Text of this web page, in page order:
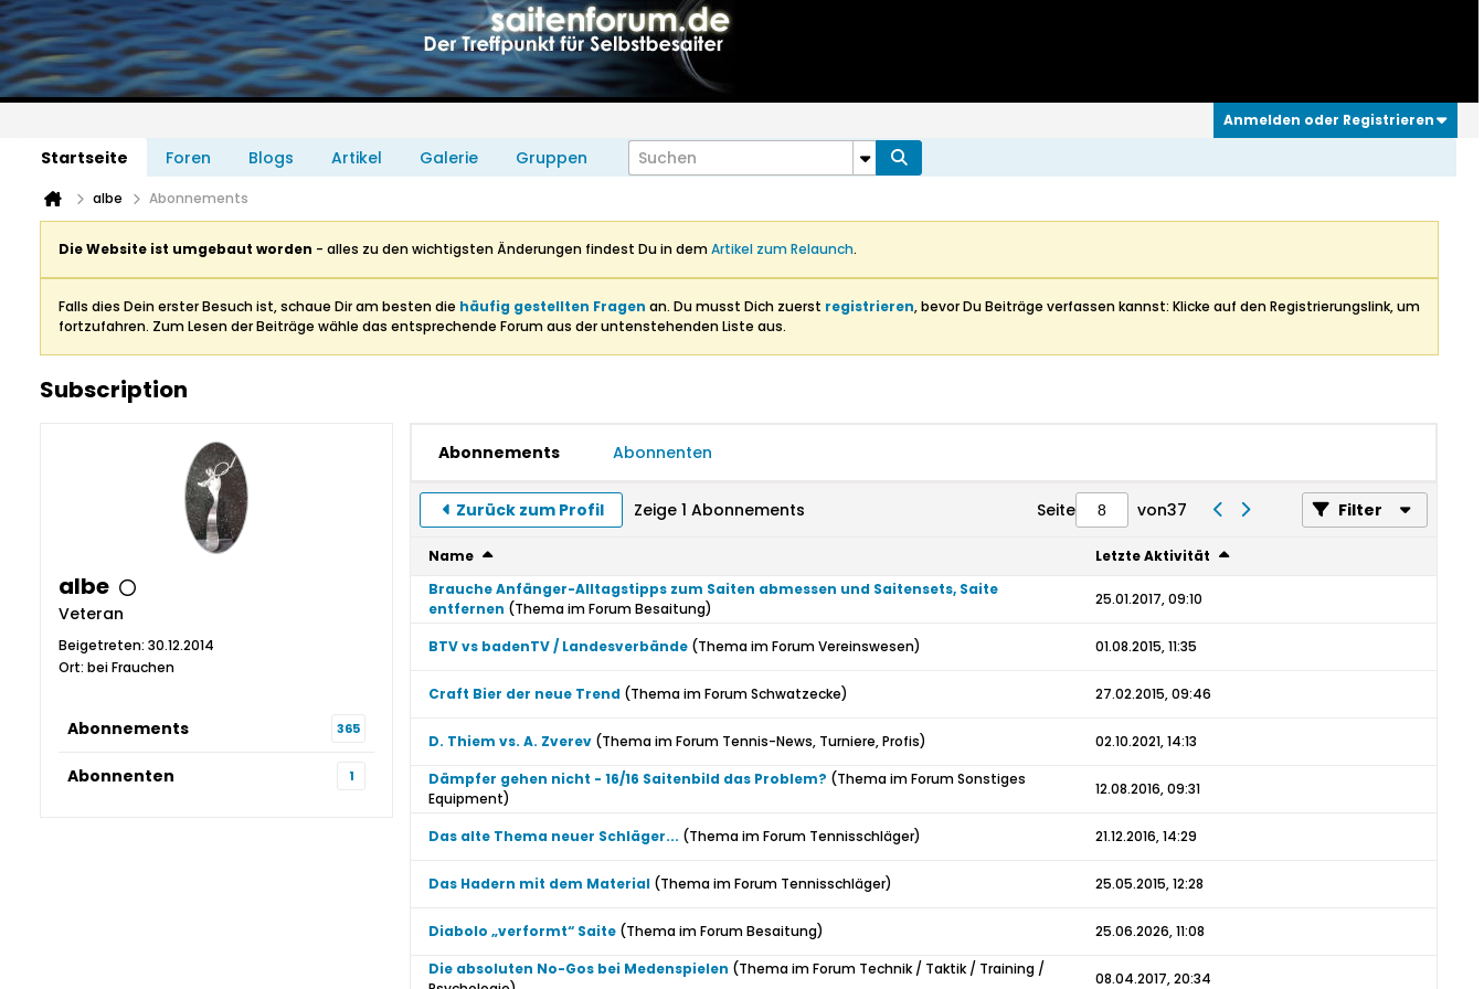
Anmelden oder Registrieren
Startseite Foren Blogs Artikel Galerie Gruppen
albe Abonnements
Die Website ist umgebaut worden - alles zu den wichtigsten Änderungen findest Du in demArtikel zum Relaunch.
Falls dies Dein erster Besuch ist, schaue Dir am besten die häufig gestellten Fragen an. Du musst Dich zuerst registrieren, bevor Du Beiträge verfassen kannst: Klicke auf den Registrierungslink, um
fortzufahren. Zum Lesen der Beiträge wähle das entsprechende Forum aus der untenstehenden Liste aus.
Subscription
albe
Veteran
Beigetreten: 30.12.2014
Ort: bei Frauchen
Abonnements 365
Abonnenten 1
Abonnements Abonnenten
Zurück zum Profil Zeige 1 Abonnements Seite von37 Filter
Name
Letzte Aktivität
Brauche Anfänger-Alltagstipps zum Saiten abmessen und Saitensets, Saite
entfernen (Thema im ForumBesaitung)
25.01.2017, 09:10
BTV vs badenTV / Landesverbände (Thema im ForumVereinswesen) 01.08.2015, 11:35
Craft Bier der neue Trend (Thema im ForumSchwatzecke) 27.02.2015, 09:46
D. Thiem vs. A. Zverev (Thema im Forum Tennis-News, Turniere, Profis)
02.10.2021, 14:13
Dämpfer gehen nicht - 16/16 Saitenbild das Problem? (Thema im ForumSonstiges
Equipment)
12.08.2016, 09:31
Das alte Thema neuer Schläger... (Thema im Forum Tennisschläger) 21.12.2016, 14:29
Das Hadern mit dem Material (Thema im Forum Tennisschläger) 25.05.2015, 12:28
Diabolo „verformt“ Saite (Thema im ForumBesaitung)
25.06.2026, 11:08
Die absoluten No-Gos bei Medenspielen (Thema im Forum Technik / Taktik / Training /
08.04.2017, 20:34